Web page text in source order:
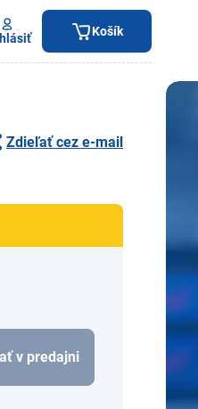
Košík
Zdieľať cez e-mail
v predajni